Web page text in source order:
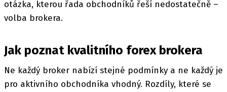
otázka, kterou řada obchodníků řeší nedostatečně –
volba brokera.
Jak poznat kvalitního forex brokera
Ne každý broker nabízí stejné podmínky a ne každý je
pro aktivního obchodníka vhodný. Rozdíly, které se